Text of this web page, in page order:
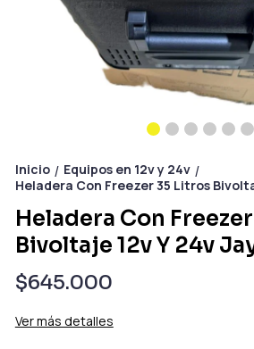
Inicio / Equipos en 12v y 24v /
Heladera Con Freezer 35 Litros
Heladera Con
Bivoltaje 12v Y 24v
$645.000
Ver más detalles